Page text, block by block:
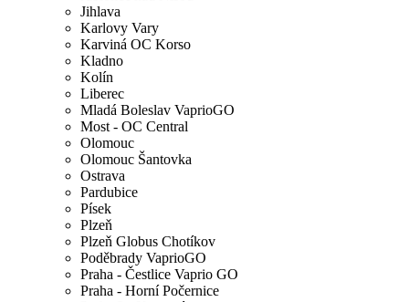
Jihlava
Karlovy Vary
Karviná OC Korso
Kladno
Kolín
Liberec
Mladá Boleslav VaprioGO
Most - OC Central
Olomouc
Olomouc Šantovka
Ostrava
Pardubice
Písek
Plzeň
Plzeň Globus Chotíkov
Poděbrady VaprioGO
Praha - Čestlice Vaprio GO
Praha - Horní Počernice